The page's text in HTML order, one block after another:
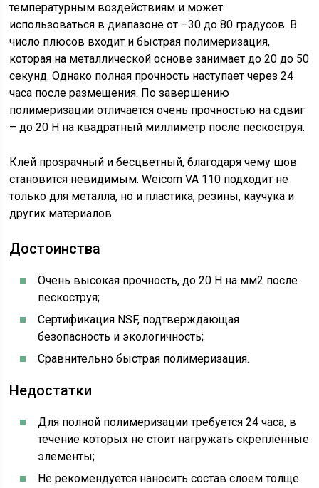
температурным воздействиям и может
использоваться в диапазоне от –30 до 80 градусов. В
число плюсов входит и быстрая полимеризация,
которая на металлической основе занимает до 20 до 50
секунд. Однако полная прочность наступает через 24
часа после размещения. По завершению
полимеризации отличается очень прочностью на сдвиг
– до 20 Н на квадратный миллиметр после пескоструя.
Клей прозрачный и бесцветный, благодаря чему шов
становится невидимым. Weicom VA 110 подходит не
только для металла, но и пластика, резины, каучука и
других материалов.
Достоинства
Очень высокая прочность, до 20 Н на мм2 после
пескоструя;
Сертификация NSF, подтверждающая
безопасность и экологичность;
Сравнительно быстрая полимеризация.
Недостатки
Для полной полимеризации требуется 24 часа, в
течение которых не стоит нагружать скреплённые
элементы;
Не рекомендуется наносить состав слоем толще